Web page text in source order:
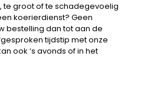
te groot of te schadegevoelig
koerierdienst? Geen
bestelling dan tot aan de
tijdstip met onze
ook ‘s avonds of in het